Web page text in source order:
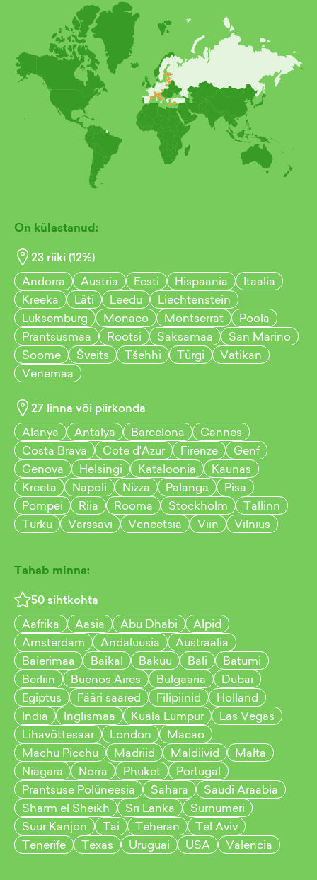
On külastanud:
23 riiki (12%)
Andorra
Austria Eesti Hispaania
Itaalia
Kreeka
Läti Leedu
Liechtenstein
Luksemburg
Monaco Montserrat
Poola
Prantsusmaa
Rootsi Saksamaa
San Marino
Soome
Šveits Tšehhi Türgi
Vatikan
Venemaa
27 linna või piirkonda
Alanya
Antalya Barcelona
Cannes
Costa Brava
Cote d'Azur Firenze
Genf
Genova
Helsingi Kataloonia
Kaunas
Kreeta
Napoli Nizza Palanga
Pisa
Pompei
Riia Rooma Stockholm
Tallinn
Turku
Varssavi Veneetsia Viin Vilnius
Tahab minna:
50 sihtkohta
Aafrika
Aasia Abu Dhabi
Alpid
Amsterdam
Andaluusia
Austraalia
Baierimaa
Baikal Bakuu Bali
Batumi
Berliin
Buenos Aires Bulgaaria
Dubai
Egiptus
Fääri saared Filipiinid
Holland
India
Inglismaa Kuala Lumpur
Las Vegas
Lihavõttesaar
London
Macao
Machu Picchu
Madriid Maldiivid
Malta
Niagara
Norra Phuket
Portugal
Prantsuse Polüneesia
Sahara
Saudi Araabia
Sharm el Sheikh
Sri Lanka
Surnumeri
Suur Kanjon
Tai Teheran
Tel Aviv
Tenerife
Texas Uruguai USA Valencia